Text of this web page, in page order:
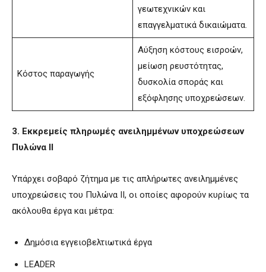
γεωτεχνικών και
επαγγελματικά δικαιώματα.
Κόστος παραγωγής
Αύξηση κόστους εισροών,
μείωση ρευστότητας,
δυσκολία σποράς και
εξόφλησης υποχρεώσεων.
3. Εκκρεμείς πληρωμές ανειλημμένων υποχρεώσεων
Πυλώνα ΙΙ
Υπάρχει σοβαρό ζήτημα με τις απλήρωτες ανειλημμένες
υποχρεώσεις του Πυλώνα ΙΙ, οι οποίες αφορούν κυρίως τα
ακόλουθα έργα και μέτρα:
Δημόσια εγγειοβελτιωτικά έργα
LEADER